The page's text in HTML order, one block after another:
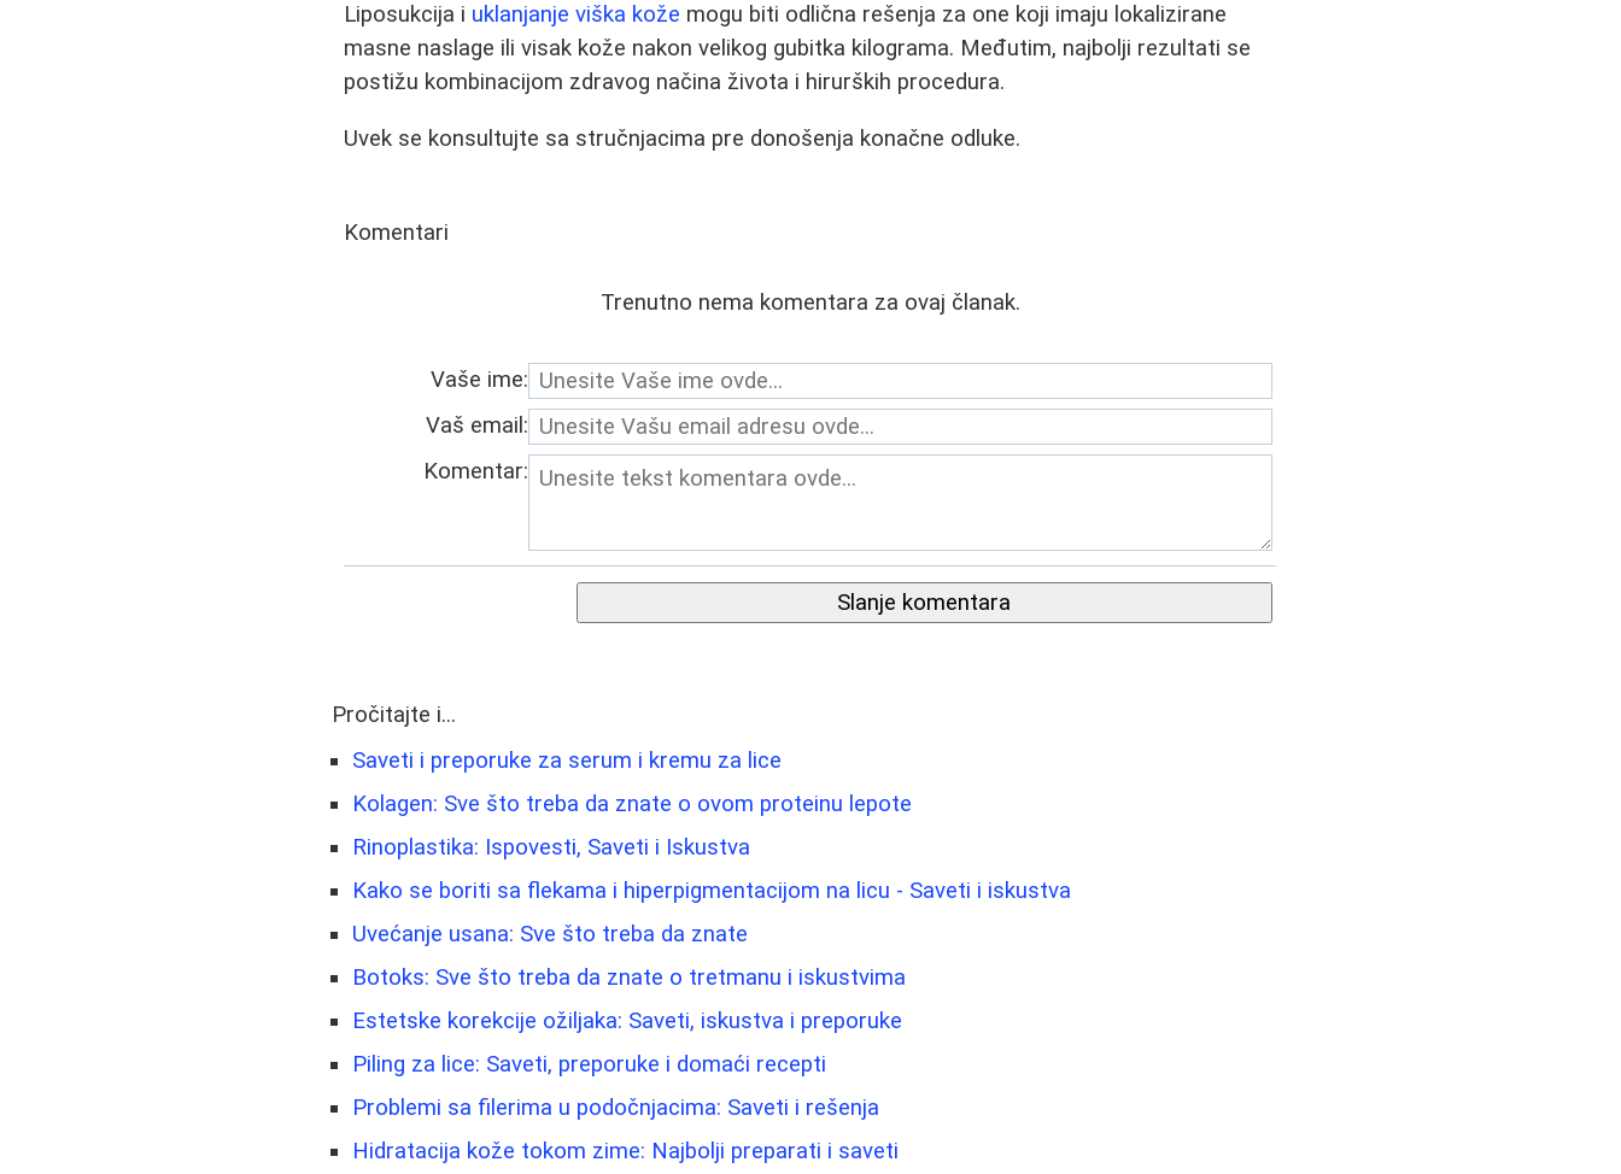
Liposukcija i uklanjanje viška kože mogu biti odlična rešenja za one koji imaju lokalizirane
masne naslage ili visak kože nakon velikog gubitka kilograma. Međutim, najbolji rezultati se
postižu kombinacijom zdravog načina života i hirurških procedura.
Uvek se konsultujte sa stručnjacima pre donošenja konačne odluke.
Komentari
Trenutno nema komentara za ovaj članak.
Vaše ime:
Vaš email:
Komentar:
Slanje komentara
Pročitajte i...
Saveti i preporuke za serum i kremu za lice
Kolagen: Sve što treba da znate o ovom proteinu lepote
Rinoplastika: Ispovesti, Saveti i Iskustva
Kako se boriti sa flekama i hiperpigmentacijom na licu - Saveti i iskustva
Uvećanje usana: Sve što treba da znate
Botoks: Sve što treba da znate o tretmanu i iskustvima
Estetske korekcije ožiljaka: Saveti, iskustva i preporuke
Piling za lice: Saveti, preporuke i domaći recepti
Problemi sa filerima u podočnjacima: Saveti i rešenja
Hidratacija kože tokom zime: Najbolji preparati i saveti